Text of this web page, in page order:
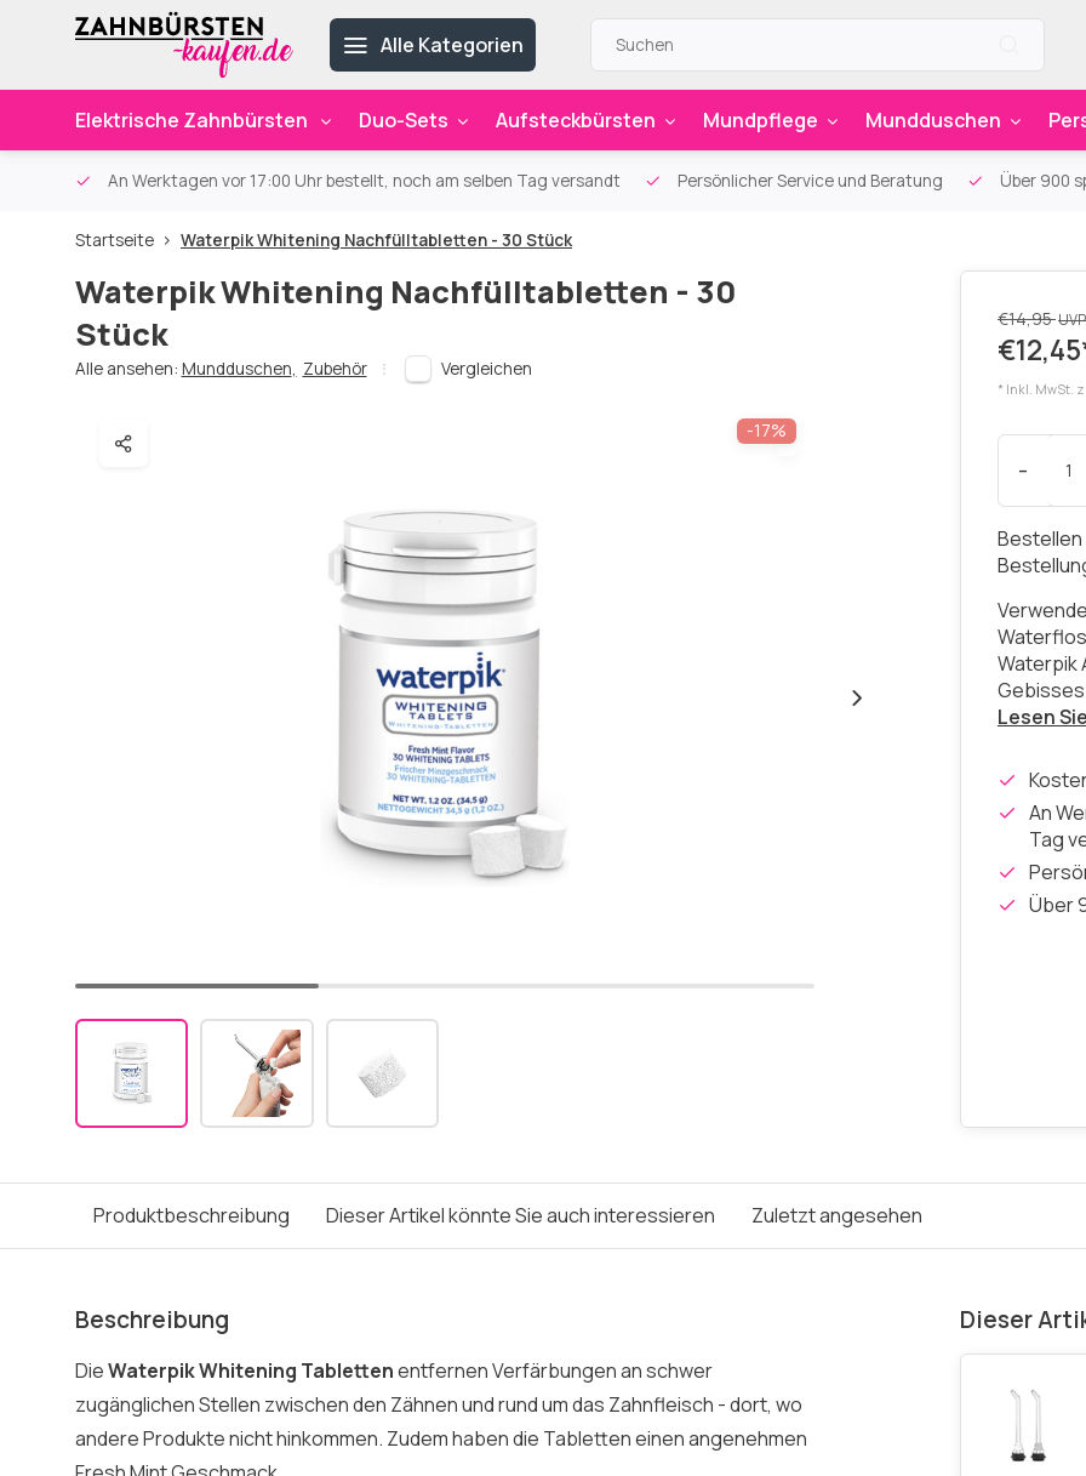
Alle Kategorien
Elektrische Zahnbürsten Duo-Sets Aufsteckbürsten Mundpflege Mundduschen
An Werktagen vor 17:00 Uhr bestellt, noch am selben Tag versandt Persönlicher Service und Beratung Über 900
Startseite Waterpik Whitening Nachfülltabletten - 30 Stück
Waterpik Whitening Nachfülltabletten - 30
Stück
Alle ansehen: Mundduschen Zubehör Vergleichen
-17%
€14,95UVP
* Inkl. MwSt.
-
Bestellen
Waterpik
Lesen
An
Tag
Über
Produktbeschreibung Dieser Artikel könnte Sie auch interessieren Zuletzt angesehen
Beschreibung
DieWaterpik Whitening Tablettenentfernen Verfärbungen an schwer
zugänglichen Stellen zwischen den Zähnen und rund um das Zahnfleisch - dort, wo
andere Produkte nicht hinkommen. Zudem haben die Tabletten einen angenehmen
Dieser